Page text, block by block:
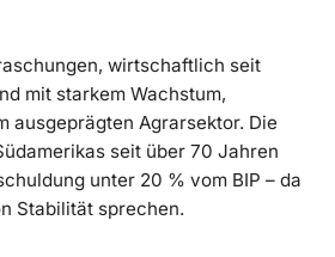
wirtschaftlich seit
mit starkem Wachstum,
ausgeprägten Agrarsektor. Die
seit über 70 Jahren
unter 20 % vom BIP – da
Stabilität sprechen.